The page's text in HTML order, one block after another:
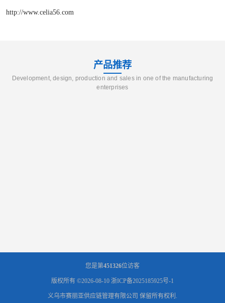
http://www.celia56.com
产品推荐
Development, design, production and sales in one of the manufacturing
enterprises
您是第451326位访客
版权所有 ©2026-08-10 浙ICP备2025185925号-1
义乌市赛丽亚供应链管理有限公司 保留所有权利.